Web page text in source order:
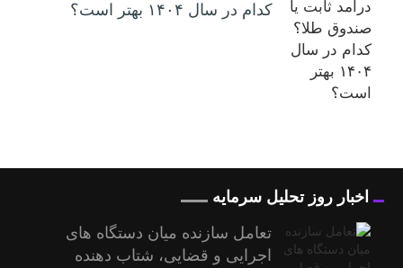
کدام در سال ۱۴۰۴ بهتر است؟
اخبار روز تحلیل سرمایه
تعامل سازنده میان دستگاه‌ های
اجرایی و قضایی، شتاب‌ دهنده